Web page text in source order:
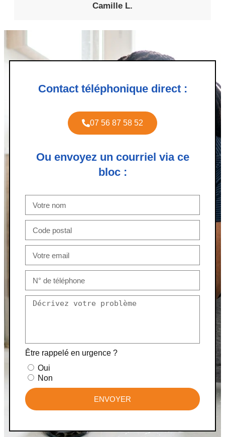
Camille L.
Contact téléphonique direct :
07 56 87 58 52
Ou envoyez un courriel via ce
bloc :
Être rappelé en urgence ?
Oui
Non
ENVOYER